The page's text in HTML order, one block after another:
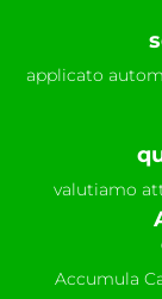
applicato
valutiamo
Accumula